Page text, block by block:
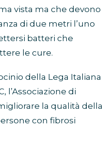
vista ma che devono
di due metri l’uno
batteri che
le cure.
della Lega Italiana
l’Associazione di
la qualità della
con fibrosi